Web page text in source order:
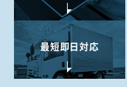
最短即日対応